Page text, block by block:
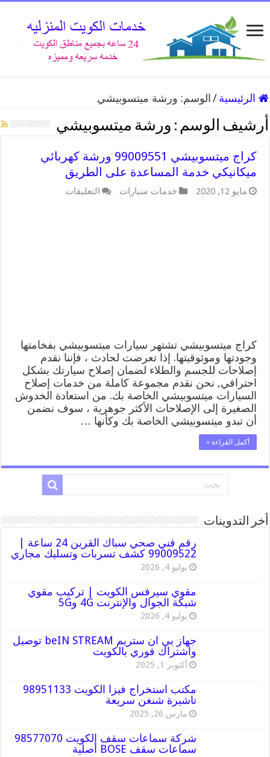
الرئيسية / الوسم: ورشة ميتسوبيشي
أرشيف الوسم : ورشة ميتسوبيشي
كراج ميتسوبيشي 99009551 ورشة كهربائي
ميكانيكي خدمة المساعدة على الطريق
مايو 12, 2020 خدمات سيارات التعليقات
كراج ميتسوبيشي تشتهر سيارات ميتسوبيشي بفخامتها
وجودتها وموثوقيتها. إذا تعرضت لحادث ، فإننا نقدم
إصلاحات للجسم والطلاء لضمان إصلاح سيارتك بشكل
احترافي, نحن نقدم مجموعة كاملة من خدمات إصلاح
السيارات ميتسوبيشي الخاصة بك. من استعادة الخدوش
الصغيرة إلى الإصلاحات الأكثر جوهرية ، سوف نضمن
أن تبدو ميتسوبيشي الخاصة بك وكأنها …
أكمل القراءة »
أخر التدوينات
رقم فني صحي سباك القرين 24 ساعة |
99009522 كشف تسربات وتسليك مجاري
يوليو 4, 2026
مقوي سيرفس الكويت | تركيب مقوي
شبكة الجوال والإنترنت 4G و5G
يوليو 4, 2026
جهاز بي ان ستريم beIN STREAM توصيل
واشتراك فوري بالكويت
أكتوبر 1, 2025
مكتب استخراج فيزا الكويت 98951133
تاشيرة شنغن سريعة
مارس 26, 2025
شركة سماعات سقف الكويت 98577070
سماعات سقف BOSE أصلية